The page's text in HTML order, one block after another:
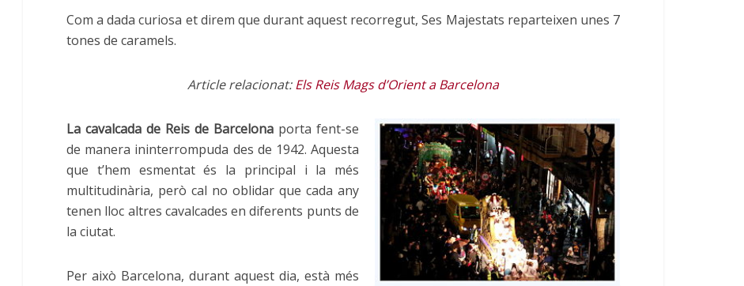
Com a dada curiosa et direm que durant aquest recorregut, Ses Majestats reparteixen unes 7
tones de caramels.
Article relacionat:Els Reis Mags d’Orient a Barcelona
La cavalcada de Reis de Barcelona porta fent-se
de manera ininterrompuda des de 1942. Aquesta
que t’hem esmentat és la principal i la més
multitudinària, però cal no oblidar que cada any
tenen lloc altres cavalcades en diferents punts de
la ciutat.
Per això Barcelona, ​​durant aquest dia, està més